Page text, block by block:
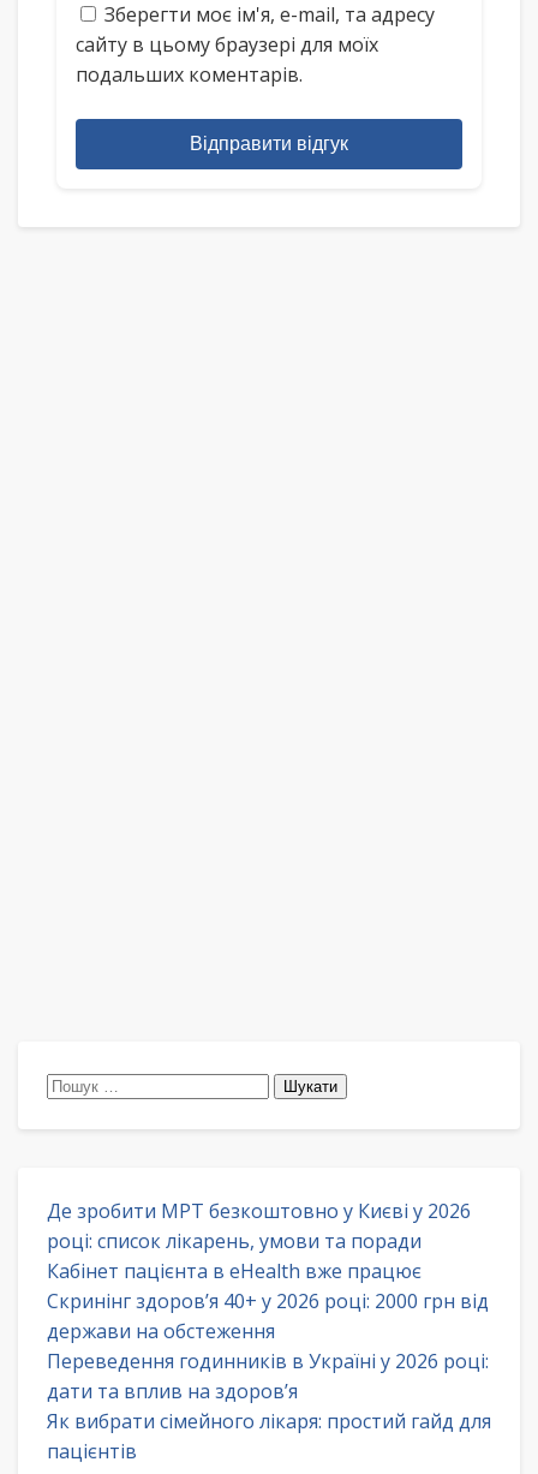
Зберегти моє ім'я, e-mail, та адресу
сайту в цьому браузері для моїх
подальших коментарів.
Відправити відгук
Пошук:
Де зробити МРТ безкоштовно у Києві у 2026
році: список лікарень, умови та поради
Кабінет пацієнта в eHealth вже працює
Скринінг здоров’я 40+ у 2026 році: 2000 грн від
держави на обстеження
Переведення годинників в Україні у 2026 році:
дати та вплив на здоров’я
Як вибрати сімейного лікаря: простий гайд для
пацієнтів